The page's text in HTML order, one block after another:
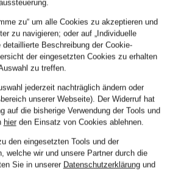
zu“ um alle Cookies zu akzeptieren und
zu navigieren; oder auf „Individuelle
detaillierte Beschreibung der Cookie-
der eingesetzten Cookies zu erhalten
zu treffen.
jederzeit nachträglich ändern oder
unserer Webseite). Der Widerruf hat
auf die bisherige Verwendung der Tools und
hierden Einsatz von Cookies ablehnen.
den eingesetzten Tools und der
welche wir und unsere Partner durch die
Sie in unserer Datenschutzerklärungund